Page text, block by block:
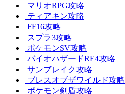
マリオRPG攻略
ティアキン攻略
FF16攻略
スプラ3攻略
ポケモンSV攻略
バイオハザードRE4攻略
サンブレイク攻略
ブレスオブザワイルド攻略
ポケモン剣盾攻略